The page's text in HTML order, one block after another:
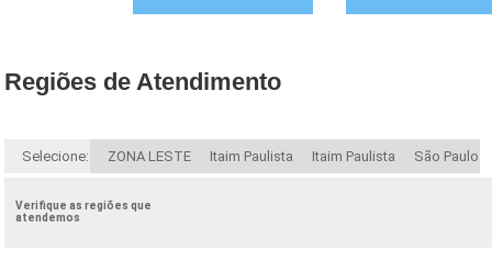
Regiões de Atendimento
Selecione: ZONA LESTE Itaim Paulista Itaim Paulista São Paulo
Verifique as regiões que
atendemos